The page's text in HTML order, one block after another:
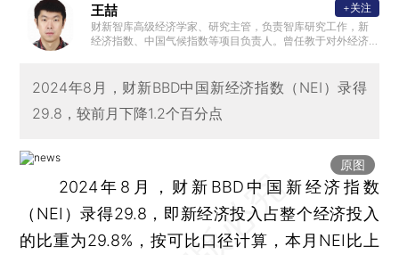
王喆
财新智库高级经济学家、研究主管，负责智库研究工作，新
经济指数、中国气候指数等项目负责人。曾任教于对外经济
专家。清华大学经济学学士，美国亚利桑那州立大学经济学
博士。
+关注
2024年8月，财新BBD中国新经济指数（NEI）录得
29.8，较前月下降1.2个百分点
原图
2024年8月，财新BBD中国新经济指数
（NEI）录得29.8，即新经济投入占整个经济投入
的比重为29.8%，按可比口径计算，本月NEI比上